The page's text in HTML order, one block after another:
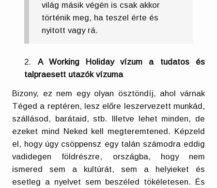
világ másik végén is csak akkor
történik meg, ha teszel érte és
nyitott vagy rá.
A Working Holiday vízum a tudatos és
talpraesett utazók vízuma
Bizony, ez nem egy olyan ösztöndíj, ahol várnak
Téged a reptéren, lesz előre leszervezett munkád,
szállásod, barátaid, stb. Illetve lehet minden, de
ezeket mind Neked kell megteremtened. Képzeld
el, hogy úgy csöppensz egy talán számodra eddig
vadidegen földrészre, országba, hogy nem
ismered sem a kultúrát, sem a helyieket és
esetleg a nyelvet sem beszéled tökéletesen. És